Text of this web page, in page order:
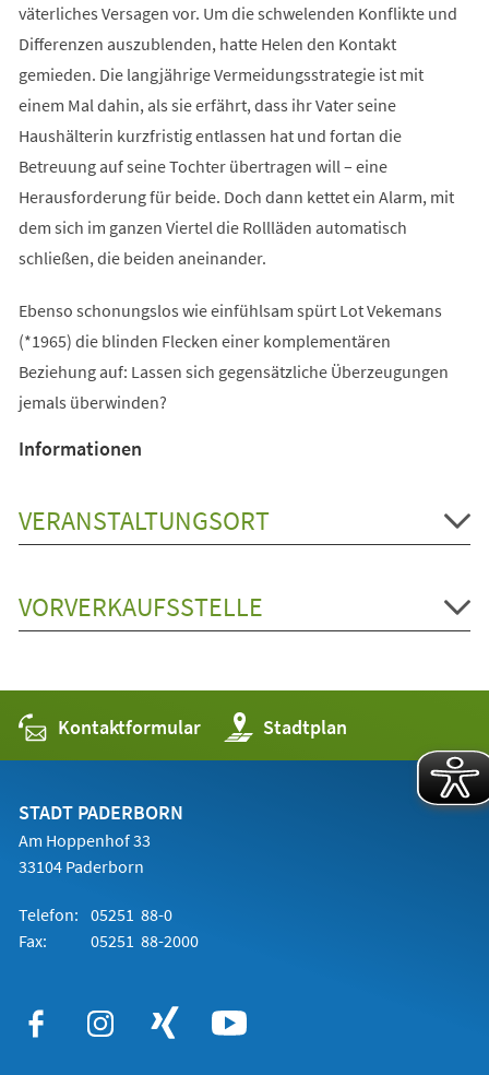
väterliches Versagen vor. Um die schwelenden Konflikte und
Differenzen auszublenden, hatte Helen den Kontakt
gemieden. Die langjährige Vermeidungsstrategie ist mit
einem Mal dahin, als sie erfährt, dass ihr Vater seine
Haushälterin kurzfristig entlassen hat und fortan die
Betreuung auf seine Tochter übertragen will – eine
Herausforderung für beide. Doch dann kettet ein Alarm, mit
dem sich im ganzen Viertel die Rollläden automatisch
schließen, die beiden aneinander.
Ebenso schonungslos wie einfühlsam spürt Lot Vekemans
(*1965) die blinden Flecken einer komplementären
Beziehung auf: Lassen sich gegensätzliche Überzeugungen
jemals überwinden?
Informationen
VERANSTALTUNGSORT
VORVERKAUFSSTELLE
Kontaktformular Stadtplan
(Öffnet
in
einem
STADT PADERBORN
Am Hoppenhof 33
33104 Paderborn
Telefon: 05251 88-0
Fax:
05251 88-2000